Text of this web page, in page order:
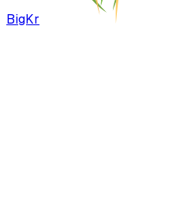
BigKr